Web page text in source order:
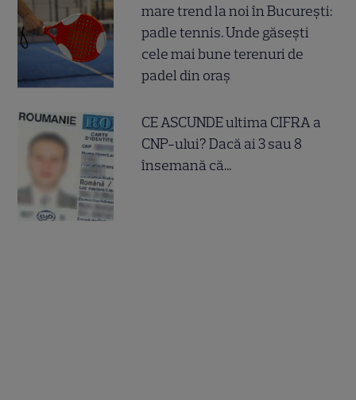
mare trend la noi în București:
padle tennis. Unde găsești
cele mai bune terenuri de
padel din oraș
CE ASCUNDE ultima CIFRA a
CNP-ului? Dacă ai 3 sau 8
însemană că...